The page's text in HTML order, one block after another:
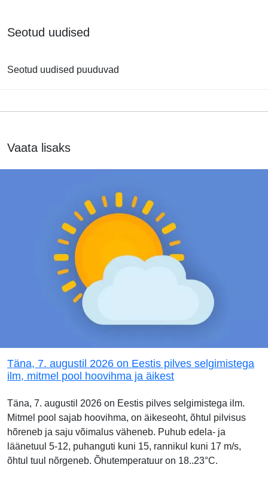
Seotud uudised
Seotud uudised puuduvad
Vaata lisaks
Täna, 7. augustil 2026 on Eestis pilves selgimistega
ilm, mitmel pool hoovihma ja äikest
Täna, 7. augustil 2026 on Eestis pilves selgimistega ilm.
Mitmel pool sajab hoovihma, on äikeseoht, õhtul pilvisus
hõreneb ja saju võimalus väheneb. Puhub edela- ja
läänetuul 5-12, puhanguti kuni 15, rannikul kuni 17 m/s,
õhtul tuul nõrgeneb. Õhutemperatuur on 18..23°C.